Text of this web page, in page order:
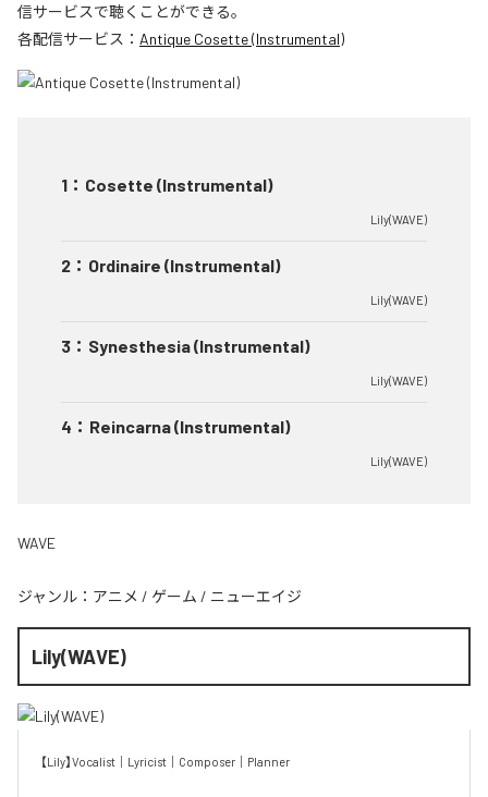
信サービスで聴くことができる。
各配信サービス： Antique Cosette (Instrumental)
1 ： Cosette (Instrumental)
Lily(WAVE)
2 ： Ordinaire (Instrumental)
Lily(WAVE)
3 ： Synesthesia (Instrumental)
Lily(WAVE)
4 ： Reincarna (Instrumental)
Lily(WAVE)
WAVE
ジャンル： アニメ / ゲーム / ニューエイジ
Lily(WAVE)
【Lily】Vocalist｜Lyricist｜Composer｜Planner